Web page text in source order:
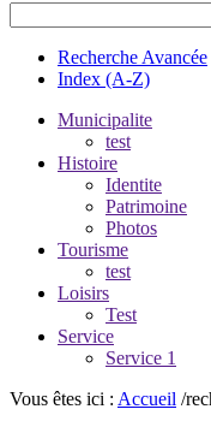
Recherche Avancée
Index (A-Z)
Municipalite
test
Histoire
Identite
Patrimoine
Photos
Tourisme
test
Loisirs
Test
Service
Service 1
Vous êtes ici : Accueil /